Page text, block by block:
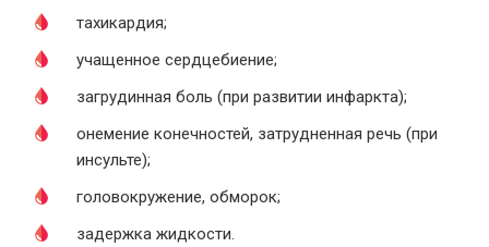
тахикардия;
учащенное сердцебиение;
загрудинная боль (при развитии инфаркта);
онемение конечностей, затрудненная речь (при
инсульте);
головокружение, обморок;
задержка жидкости.